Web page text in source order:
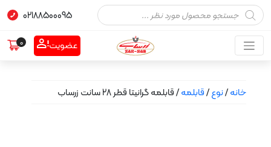
02188500095
عضویت
0
قابلمه/ قابلمه گرانیتا قطر 28 سانت زرساب